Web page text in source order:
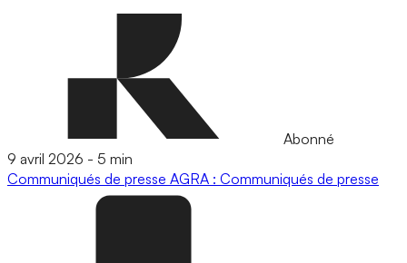
Abonné
9 avril 2026 - 5 min
Communiqués de presse AGRA : Communiqués de presse